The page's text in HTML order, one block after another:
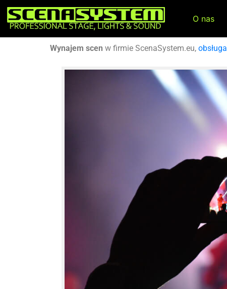
O nas
Wynajem scen w firmie ScenaSystem.eu, obsługa